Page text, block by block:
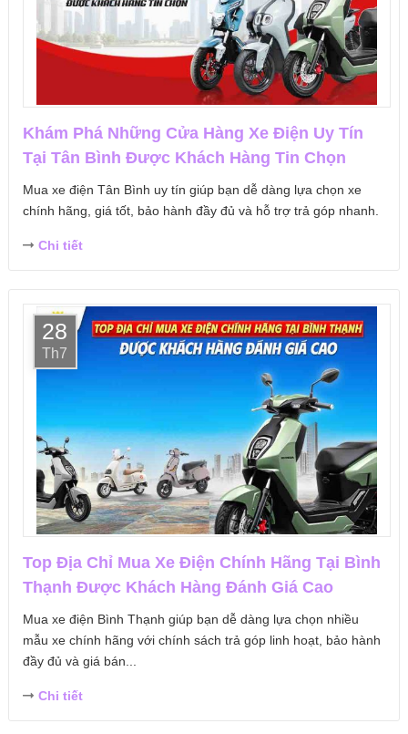
Khám Phá Những Cửa Hàng Xe Điện Uy Tín
Tại Tân Bình Được Khách Hàng Tin Chọn
Mua xe điện Tân Bình uy tín giúp bạn dễ dàng lựa chọn xe
chính hãng, giá tốt, bảo hành đầy đủ và hỗ trợ trả góp nhanh.
Chi tiết
28
Th7
Top Địa Chỉ Mua Xe Điện Chính Hãng Tại Bình
Thạnh Được Khách Hàng Đánh Giá Cao
Mua xe điện Bình Thạnh giúp bạn dễ dàng lựa chọn nhiều
mẫu xe chính hãng với chính sách trả góp linh hoạt, bảo hành
đầy đủ và giá bán...
Chi tiết